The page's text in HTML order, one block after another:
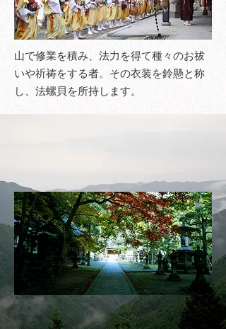
​山で修業を積み、法力を得て種々のお祓
いや祈祷をする者。その衣装を鈴懸と称
し、法螺貝を所持します。
​起源と歴史
The history